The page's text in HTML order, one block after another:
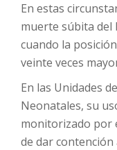
En estas
muerte súbita del
cuando la
veinte veces
En las Unidades
Neonatales, su
monitorizado por
de dar